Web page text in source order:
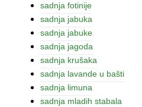
sadnja fotinije
sadnja jabuka
sadnja jabuke
sadnja jagoda
sadnja krušaka
sadnja lavande u bašti
sadnja limuna
sadnja mladih stabala